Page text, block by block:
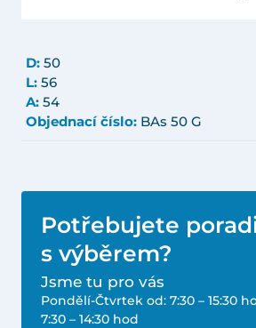
D: 50
L: 56
A: 54
Objednací číslo: BAs 50 G
Potřebujete
s výběrem?
Jsme tu pro vás
Pondělí-Čtvrtek od: 7:30 – 15:30
7:30 – 14:30 hod